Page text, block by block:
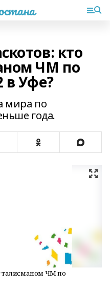
кто
ЧМ по
в Уфе?
мира по
года.
талисманом ЧМ по